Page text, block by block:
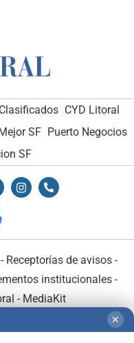
Clasificados CYD Litoral
SF Puerto Negocios
SF
- Receptorías de avisos -
institucionales-
- MediaKit
✕